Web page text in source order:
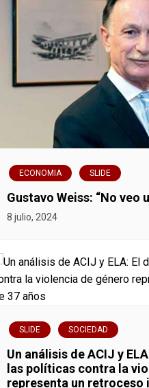
ECONOMIA SLIDE
Gustavo Weiss: “No veo
8 julio, 2024
SLIDE SOCIEDAD
Un análisis de ACIJ y
las políticas contra la
representa un